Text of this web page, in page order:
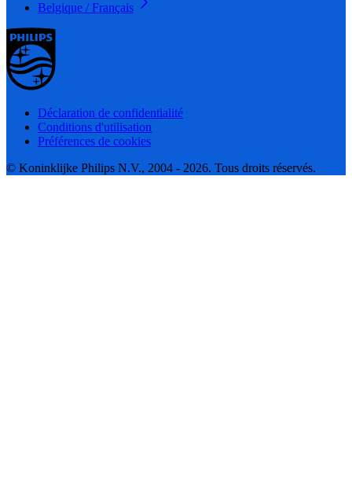
Belgique / Français
Déclaration de confidentialité
Conditions d'utilisation
Préférences de cookies
© Koninklijke Philips N.V., 2004 - 2026. Tous droits réservés.